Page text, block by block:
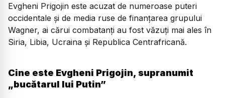
Evgheni Prigojin este acuzat de numeroase puteri
occidentale şi de media ruse de finanţarea grupului
Wagner, ai cărui combatanţi au fost văzuţi mai ales în
Siria, Libia, Ucraina şi Republica Centrafricană.
Cine este Evgheni Prigojin, supranumit
„bucătarul lui Putin”